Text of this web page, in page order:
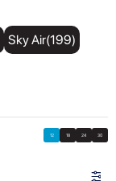
Sky Air(199)
12 18 24 30